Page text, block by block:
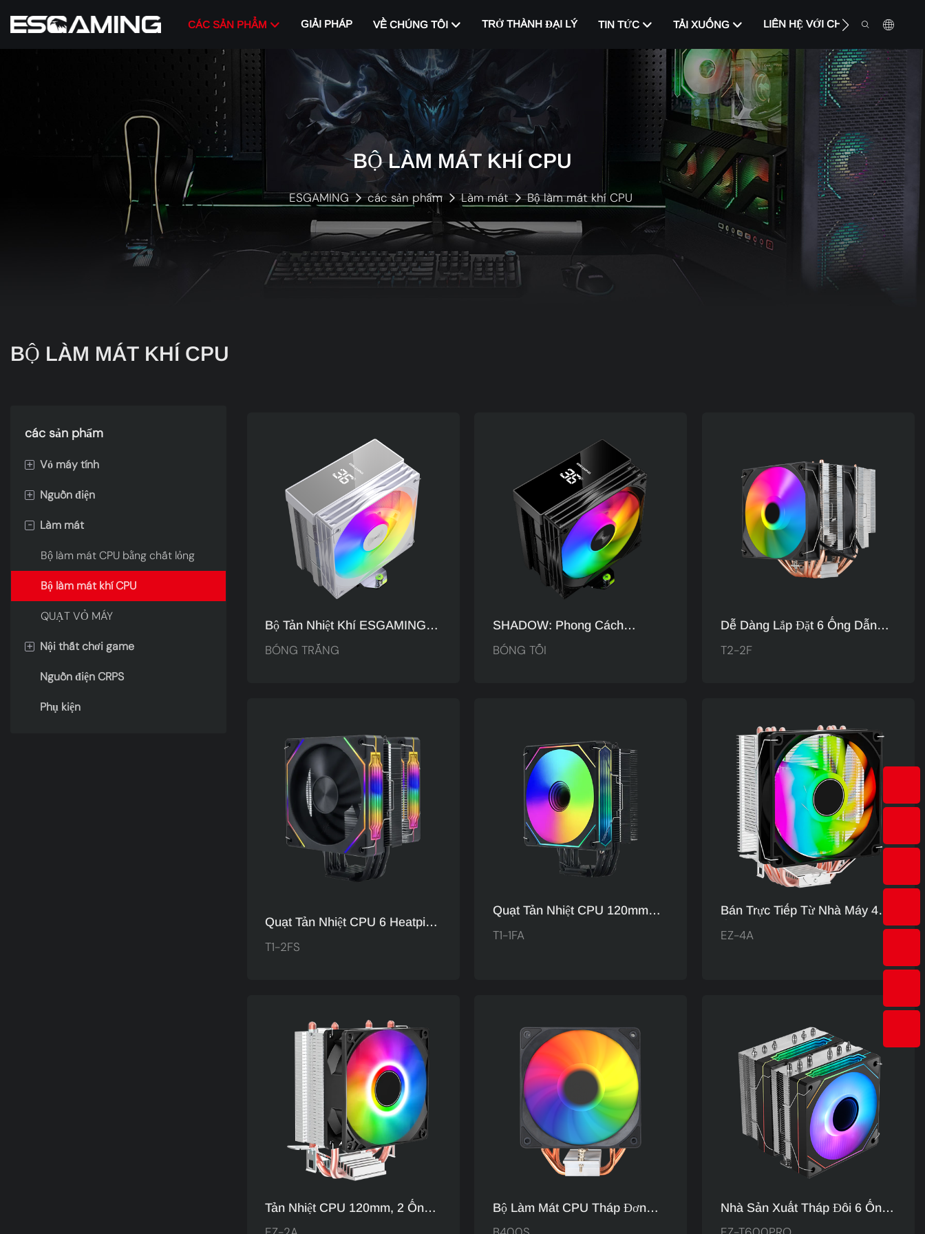
CÁC SẢN PHẨM GIẢI PHÁP VỀ CHÚNG TÔI TRỞ THÀNH ĐẠI LÝ TIN TỨC TẢI XUỐNG LIÊN HỆ VỚI CHÚNG TÔI
BỘ LÀM MÁT KHÍ CPU
ESGAMING các sản phẩm Làm mát Bộ làm mát khí CPU
BỘ LÀM MÁT KHÍ CPU
các sản phẩm
+ Vỏ máy tính
KHÔNG
SƯƠNG GIÁ
CÁNH
LUMIA
NƯỚC HOA
+ Nguồn điện
80 PLUS GOLD
80 PLUS BRONZE
80 PLUS PLATINUM
- Làm mát
Bộ làm mát CPU bằng chất lỏng
Bộ làm mát khí CPU
QUẠT VỎ MÁY
+ Nội thất chơi game
BÀN CHƠI GAME
Nguồn điện CRPS
Phụ kiện
Bộ Tản Nhiệt Khí ESGAMING
SHADOW ARGB: Thiết Kế Tối
BÓNG TRẮNG
SHADOW: Phong Cách
Hardcore Tập Trung Vào Công
BÓNG TỐI
Dễ Dàng Lắp Đặt 6 Ống Dẫn
Nhiệt Tháp Đôi Argb Quạt Làm
T2-2F
Quạt Tản Nhiệt CPU 6 Heatpipe
Gamer Dual 120mm ARGB
T1-2FS
Quạt Tản Nhiệt CPU 120mm
Đồng Bộ Hóa Bo Mạch Chủ
T1-1FA
Bán Trực Tiếp Từ Nhà Máy 4
Ống Dẫn Nhiệt 120mm Máy
EZ-4A
Tản Nhiệt CPU 120mm, 2 Ống
Dẫn Nhiệt, Cánh Tản Nhiệt Bằng
Bộ Làm Mát CPU Tháp Đơn
120mm B400S Bán Buôn - Bộ
Nhà Sản Xuất Tháp Đôi 6 Ống
Đồng Xử Lý Niken - Quạt CPU